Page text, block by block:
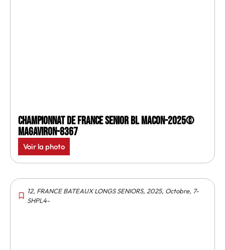
Championnat de France senior BL Macon-2025©
MagAviron-8367
Voir la photo
12, FRANCE BATEAUX LONGS SENIORS, 2025, Octobre, 7-
SHPL4-